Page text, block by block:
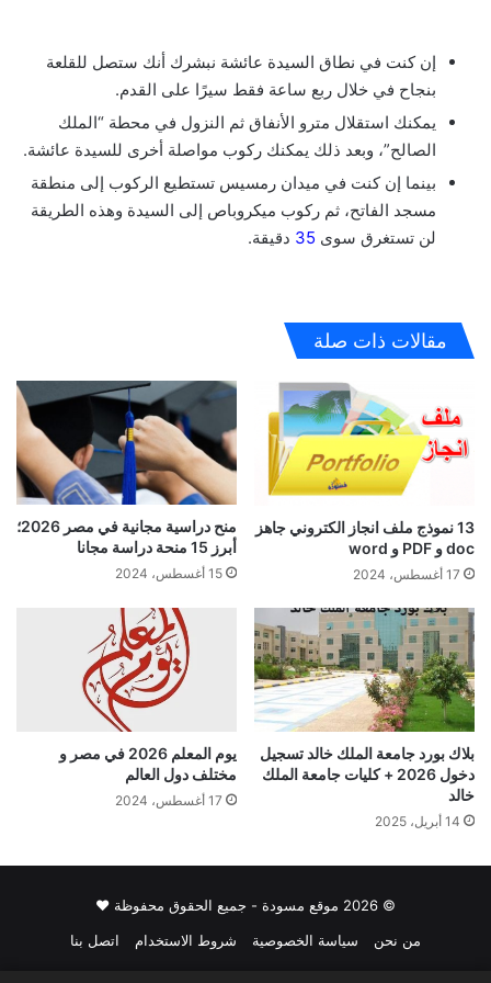
إن كنت في نطاق السيدة عائشة نبشرك أنك ستصل للقلعة
بنجاح في خلال ربع ساعة فقط سيرًا على القدم.
يمكنك استقلال مترو الأنفاق ثم النزول في محطة “الملك
الصالح”، وبعد ذلك يمكنك ركوب مواصلة أخرى للسيدة عائشة.
بينما إن كنت في ميدان رمسيس تستطيع الركوب إلى منطقة
مسجد الفاتح، ثم ركوب ميكروباص إلى السيدة وهذه الطريقة
لن تستغرق سوى 35 دقيقة.
مقالات ذات صلة
13 نموذج ملف انجاز الكتروني جاهز
doc و PDF و word
17 أغسطس، 2024
منح دراسية مجانية في مصر 2026؛
أبرز 15 منحة دراسة مجانا
15 أغسطس، 2024
بلاك بورد جامعة الملك خالد تسجيل
دخول 2026 + كليات جامعة الملك
خالد
14 أبريل، 2025
يوم المعلم 2026 في مصر و
مختلف دول العالم
17 أغسطس، 2024
© 2026 موقع مسودة - جميع الحقوق محفوظة ♥
من نحن
سياسة الخصوصية شروط الاستخدام اتصل بنا